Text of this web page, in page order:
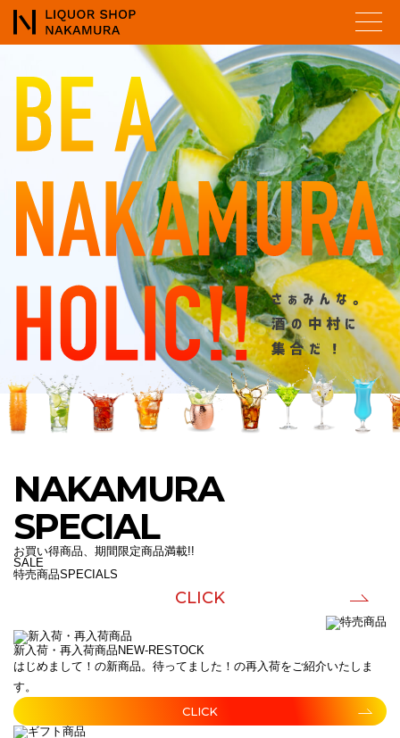
NAKAMURA
SPECIAL
お買い得商品、期間限定商品満載!!
SALE
特売商品SPECIALS
CLICK
新入荷・再入荷商品 NEW-RESTOCK
はじめまして！の新商品。待ってました！の再入荷をご紹介いたしま
す。
CLICK